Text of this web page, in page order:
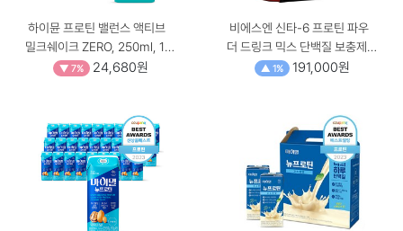
하이뮨 프로틴 밸런스 액티브
밀크쉐이크 ZERO, 250ml, 18
개 _250ml × 18개
▼ 7% 24,680원
비에스엔 신타-6 프로틴 파우
더 드링크 믹스 단백질 보충제 _
개당 중량 × 수량, 4.56kg × 1
▲ 1% 191,000원